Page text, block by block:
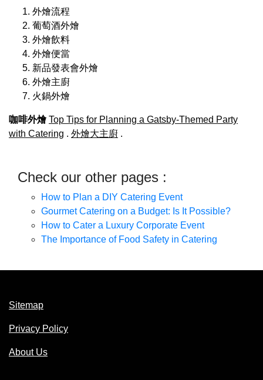
外燴流程
葡萄酒外燴
外燴飲料
外燴便當
新品發表會外燴
外燴主廚
火鍋外燴
咖啡外燴 Top Tips for Planning a Gatsby-Themed Party
with Catering . 外燴大主廚 .
Check our other pages :
How to Plan a DIY Catering Event
Gourmet Catering on a Budget: Is It Possible?
How to Cater a Luxury Corporate Event
The Importance of Food Safety in Catering
Sitemap
Privacy Policy
About Us